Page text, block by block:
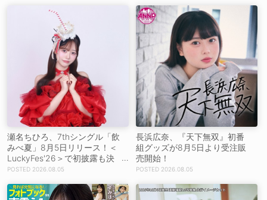
瀬名ちひろ、7thシングル「飲
みべ夏」8月5日リリース！＜
LuckyFes'26＞で初披露も決
定
2026.08.05
長浜広奈、『天下無双』初番
組グッズが8月5日より受注販
売開始！
2026.08.05